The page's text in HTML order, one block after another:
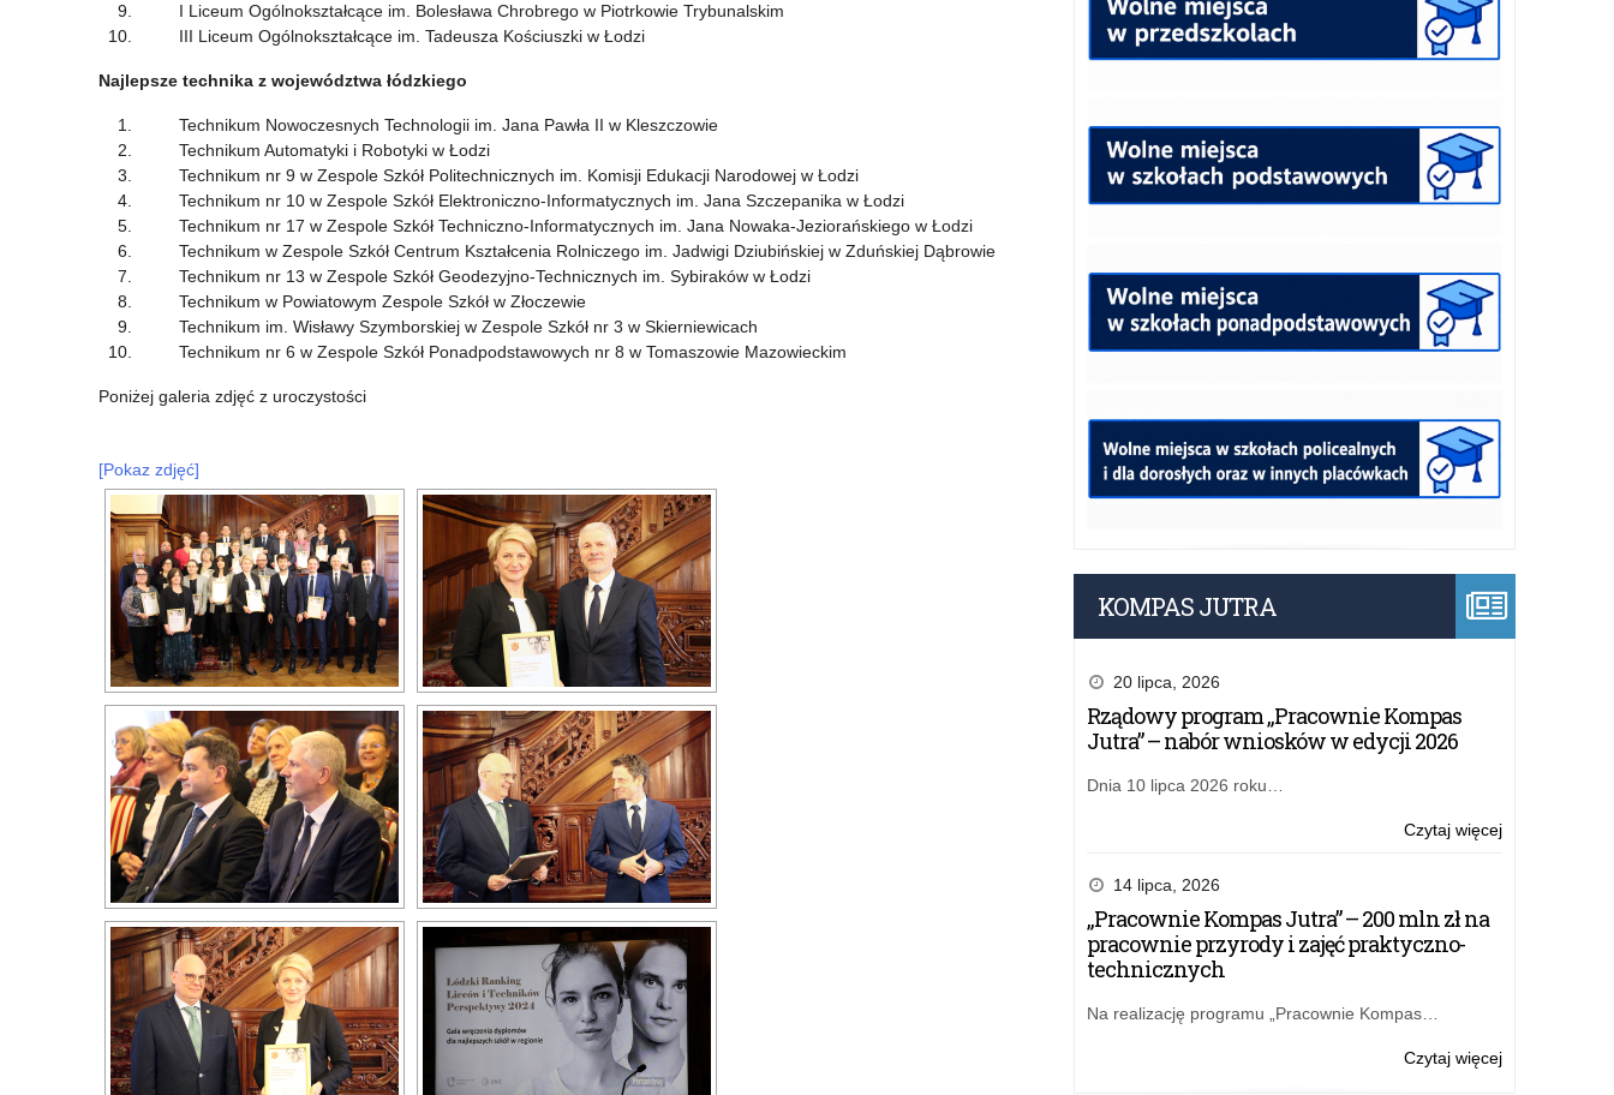
I Liceum Ogólnokształcące im. Bolesława Chrobrego w Piotrkowie Trybunalskim
III Liceum Ogólnokształcące im. Tadeusza Kościuszki w Łodzi
Najlepsze technika z województwa łódzkiego
Technikum Nowoczesnych Technologii im. Jana Pawła II w Kleszczowie
Technikum Automatyki i Robotyki w Łodzi
Technikum nr 9 w Zespole Szkół Politechnicznych im. Komisji Edukacji Narodowej w Łodzi
Technikum nr 10 w Zespole Szkół Elektroniczno-Informatycznych im. Jana Szczepanika w Łodzi
Technikum nr 17 w Zespole Szkół Techniczno-Informatycznych im. Jana Nowaka-Jeziorańskiego w Łodzi
Technikum w Zespole Szkół Centrum Kształcenia Rolniczego im. Jadwigi Dziubińskiej w Zduńskiej Dąbrowie
Technikum nr 13 w Zespole Szkół Geodezyjno-Technicznych im. Sybiraków w Łodzi
Technikum w Powiatowym Zespole Szkół w Złoczewie
Technikum im. Wisławy Szymborskiej w Zespole Szkół nr 3 w Skierniewicach
Technikum nr 6 w Zespole Szkół Ponadpodstawowych nr 8 w Tomaszowie Mazowieckim
Poniżej galeria zdjęć z uroczystości
[Pokaz zdjęć]
KOMPAS JUTRA
20 lipca, 2026
Rządowy program „Pracownie Kompas
Jutra” – nabór wniosków w edycji 2026
Dnia 10 lipca 2026 roku…
Czytaj więcejo:
14 lipca, 2026
„Pracownie Kompas Jutra” – 200 mln zł na
pracownie przyrody i zajęć praktyczno-
technicznych
Na realizację programu „Pracownie Kompas…
Czytaj więcejo: